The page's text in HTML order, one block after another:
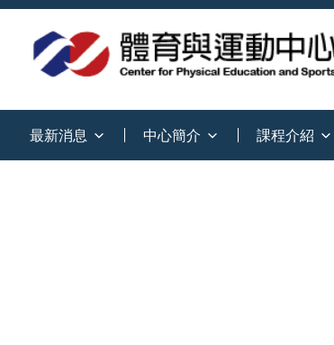
最新消息 中心簡介 課程介紹